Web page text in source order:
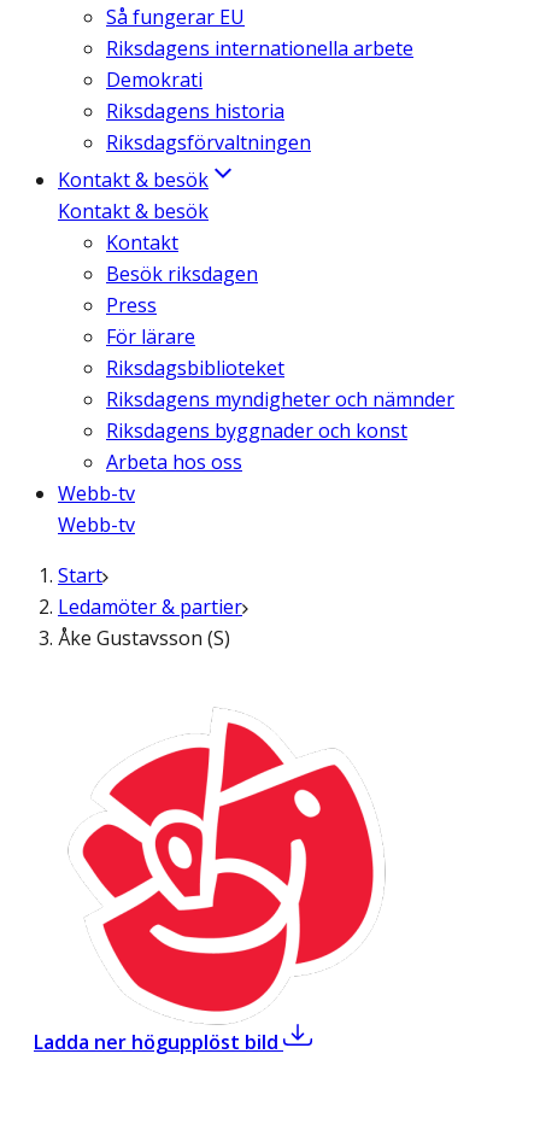
Så fungerar EU
Riksdagens internationella arbete
Demokrati
Riksdagens historia
Riksdagsförvaltningen
Kontakt & besök
Kontakt & besök
Kontakt
Besök riksdagen
Press
För lärare
Riksdagsbiblioteket
Riksdagens myndigheter och nämnder
Riksdagens byggnader och konst
Arbeta hos oss
Webb-tv
Webb-tv
Start
Ledamöter & partier
Åke Gustavsson (S)
Ladda ner högupplöst bild ,Åke Gustavsson (S)